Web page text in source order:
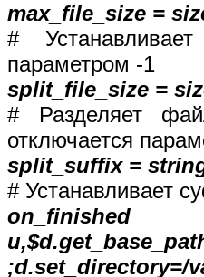
max_file_size =
#
параметром -1
split_file_size =
# Разделяет
отключается
split_suffix =
# Устанавливает
on_finished
;d.set_directory=/